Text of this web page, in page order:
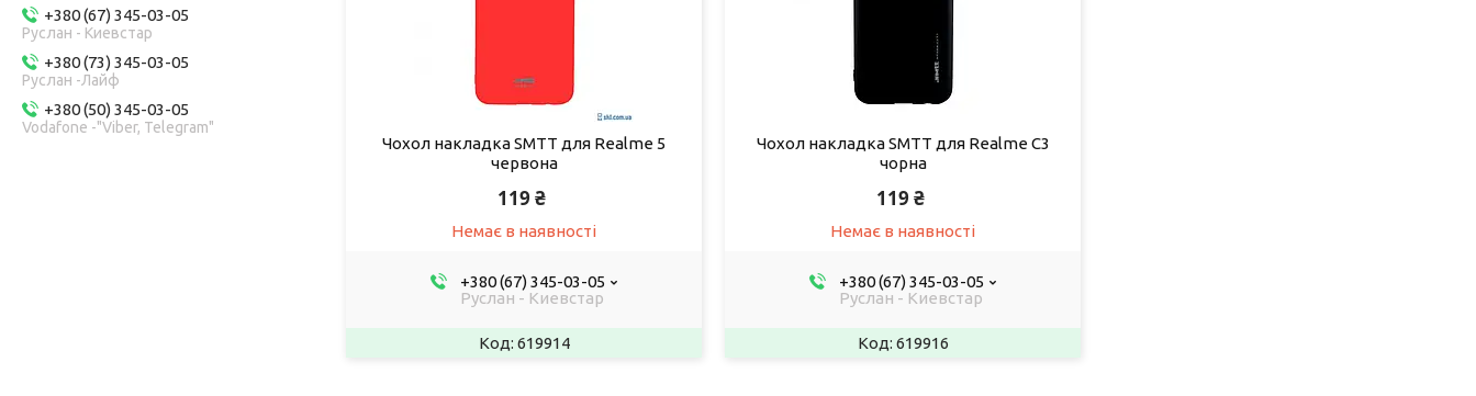
Чохол накладка SMTT для Realme 5
червона
119 ₴
Немає в наявності
+380 (67) 345-03-05
Руслан - Киевстар
619914
Чохол накладка SMTT для Realme C3
чорна
119 ₴
Немає в наявності
+380 (67) 345-03-05
Руслан - Киевстар
619916
+380 (67) 345-03-05
Руслан - Киевстар
+380 (73) 345-03-05
Руслан -Лайф
+380 (50) 345-03-05
Vodafone -"Viber, Telegram"